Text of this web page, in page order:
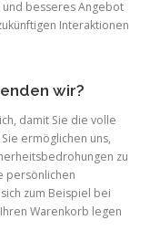
und besseres Angebot
Interaktionen
wir?
damit Sie die volle
ermöglichen uns,
zu
persönlichen
zum Beispiel bei
Warenkorb legen